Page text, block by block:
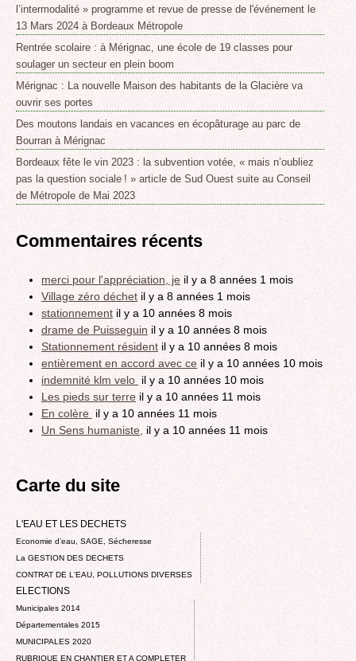
l’intermodalité » programme et revue de presse de l'événement le
13 Mars 2024 à Bordeaux Métropole
Rentrée scolaire : à Mérignac, une école de 19 classes pour
soulager un secteur en plein boom
Mérignac : La nouvelle Maison des habitants de la Glacière va
ouvrir ses portes
Des moutons landais en vacances en écopâturage au parc de
Bourran à Mérignac
Bordeaux fête le vin 2023 : la subvention votée, « mais n’oubliez
pas la question sociale ! » article de Sud Ouest suite au Conseil
de Métropole de Mai 2023
Commentaires récents
merci pour l'appréciation, je il y a 8 années 1 mois
Village zéro déchet il y a 8 années 1 mois
stationnement il y a 10 années 8 mois
drame de Puisseguin il y a 10 années 8 mois
Stationnement résident il y a 10 années 8 mois
entièrement en accord avec ce il y a 10 années 10 mois
indemnité klm velo il y a 10 années 10 mois
Les pieds sur terre il y a 10 années 11 mois
En colère il y a 10 années 11 mois
Un Sens humaniste, il y a 10 années 11 mois
Carte du site
L'EAU ET LES DECHETS
Economie d’eau, SAGE, Sécheresse
La GESTION DES DECHETS
CONTRAT DE L'EAU, POLLUTIONS DIVERSES
ELECTIONS
Municipales 2014
Départementales 2015
MUNICIPALES 2020
RUBRIQUE EN CHANTIER ET A COMPLETER